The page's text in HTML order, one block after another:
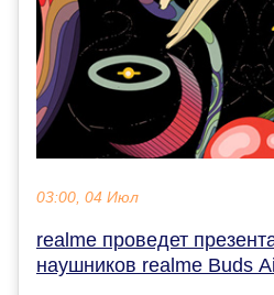
03:00, 04 Июл
realme проведет
наушников realme Buds